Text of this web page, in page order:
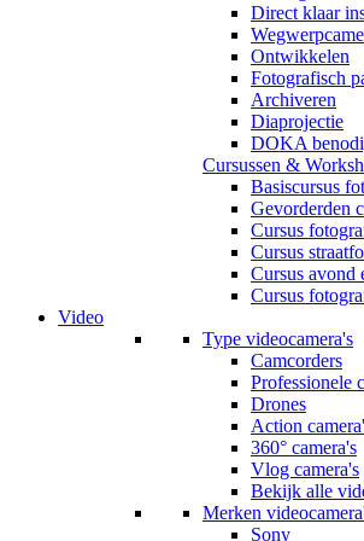
Direct klaar
Ontwikkelen
Fotografisch
Archiveren
Diaprojectie
DOKA
Cursussen &
Basiscursus
Gevorderden
Cursus
Cursus
Cursus avond
Cursus
Video
Type videocamera's
Camcorders
Professionele
Drones
Action
360° camera's
Vlog camera's
Bekijk alle
Merken
Sony